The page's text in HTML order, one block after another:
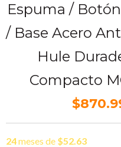
Espuma /
/ Base Acero
Hule
Compacto
24meses de $52.63